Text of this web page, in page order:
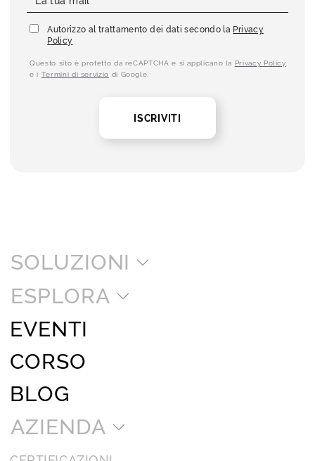
Autorizzo al trattamento dei dati secondo la Privacy
Policy
Questo sito è protetto da reCAPTCHA e si applicano la Privacy Policy
e i Termini di servizio di Google.
ISCRIVITI
SOLUZIONI
ESPLORA
EVENTI
CORSO
BLOG
AZIENDA